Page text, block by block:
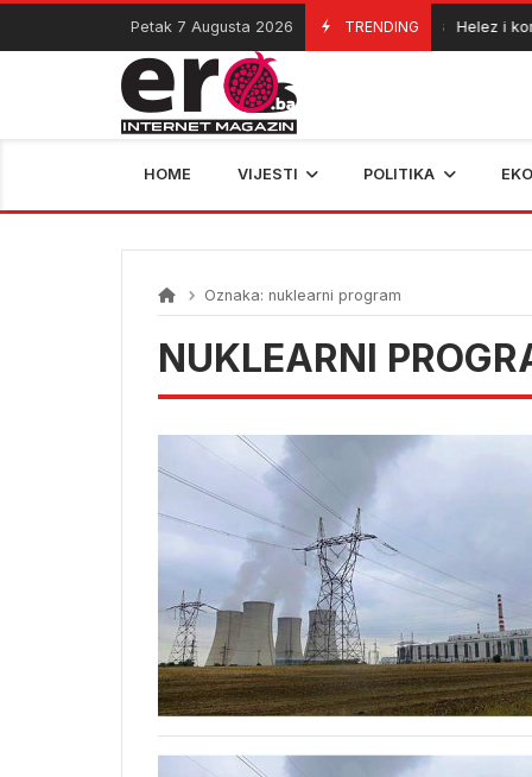
Skip
content
Petak 7 Augusta 2026 TRENDING
06/08/2026 Helez i
HOME VIJESTI POLITIKA
Oznaka: nuklearni program
NUKLEARNI